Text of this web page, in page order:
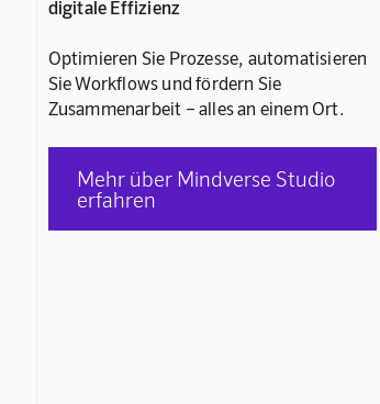
digitale Effizienz
Optimieren Sie Prozesse, automatisieren
Sie Workflows und fördern Sie
Zusammenarbeit – alles an einem Ort.
Mehr über Mindverse Studio
erfahren